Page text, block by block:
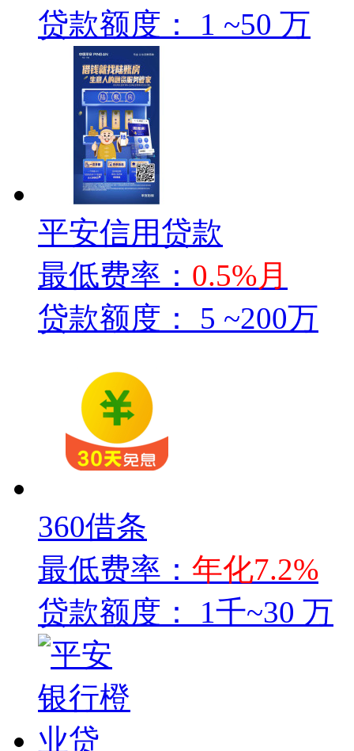
贷款额度：
1 ~50 万
平安信用贷款
最低费率： 0.5%月
贷款额度：
5 ~200万
360借条
最低费率： 年化7.2%
贷款额度：
1千~30 万